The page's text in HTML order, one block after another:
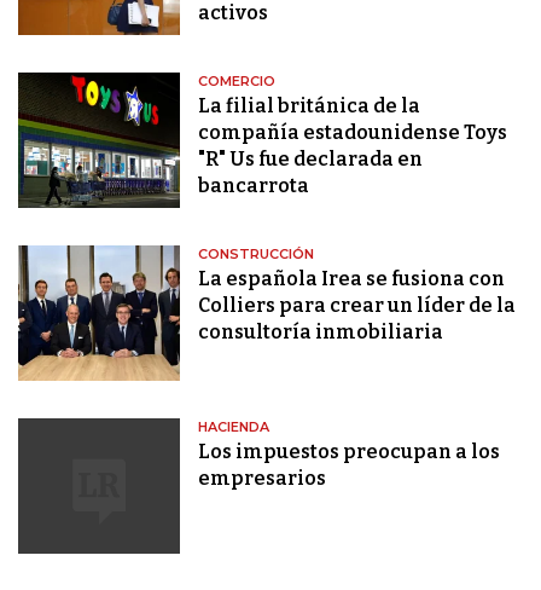
activos
COMERCIO
La filial británica de la
compañía estadounidense Toys
"R" Us fue declarada en
bancarrota
CONSTRUCCIÓN
La española Irea se fusiona con
Colliers para crear un líder de la
consultoría inmobiliaria
HACIENDA
Los impuestos preocupan a los
empresarios